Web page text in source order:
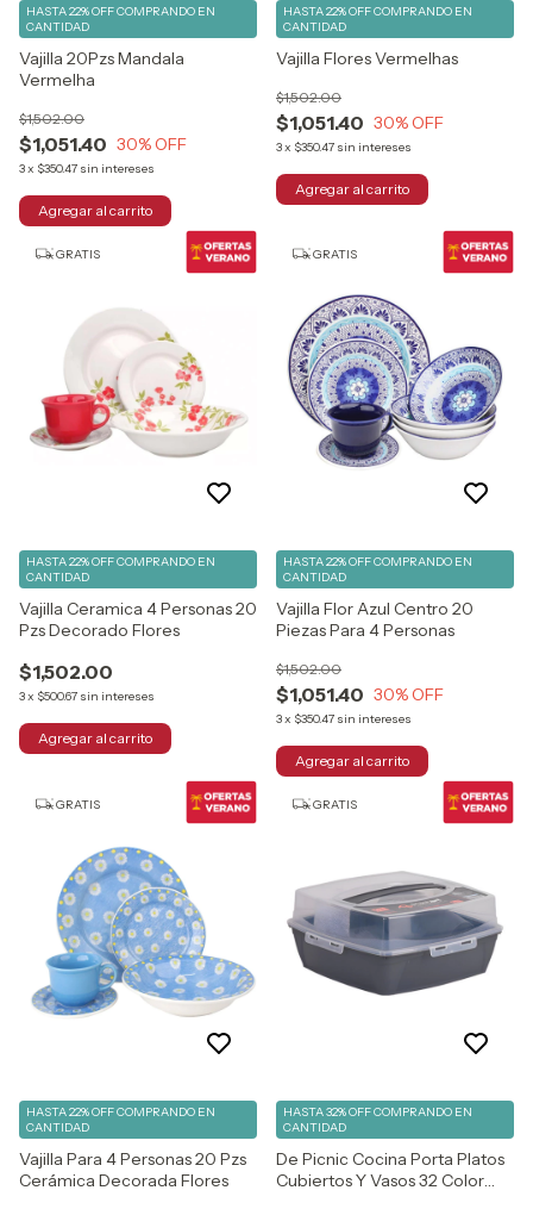
Vajilla 20Pzs Mandala
Vermelha
$1,051.40
$1,502.00
30% OFF
3x $350.47 sin intereses
HASTA 22% OFFCOMPRANDO EN
CANTIDAD
Vajilla Flores Vermelhas
$1,051.40
$1,502.00
30% OFF
3x $350.47 sin intereses
HASTA 22% OFFCOMPRANDO EN
CANTIDAD
GRATIS
Vajilla Ceramica 4 Personas 20
Pzs Decorado Flores
$1,502.00
3x $500.67 sin intereses
HASTA 22% OFFCOMPRANDO EN
CANTIDAD
GRATIS
Vajilla Flor Azul Centro 20
Piezas Para 4 Personas
$1,051.40
$1,502.00
30% OFF
3x $350.47 sin intereses
HASTA 22% OFFCOMPRANDO EN
CANTIDAD
GRATIS
Vajilla Para 4 Personas 20 Pzs
Cerámica Decorada Flores
HASTA 22% OFFCOMPRANDO EN
CANTIDAD
GRATIS
De Picnic Cocina Porta Platos
Cubiertos Y Vasos 32 Color
HASTA 32% OFFCOMPRANDO EN
CANTIDAD